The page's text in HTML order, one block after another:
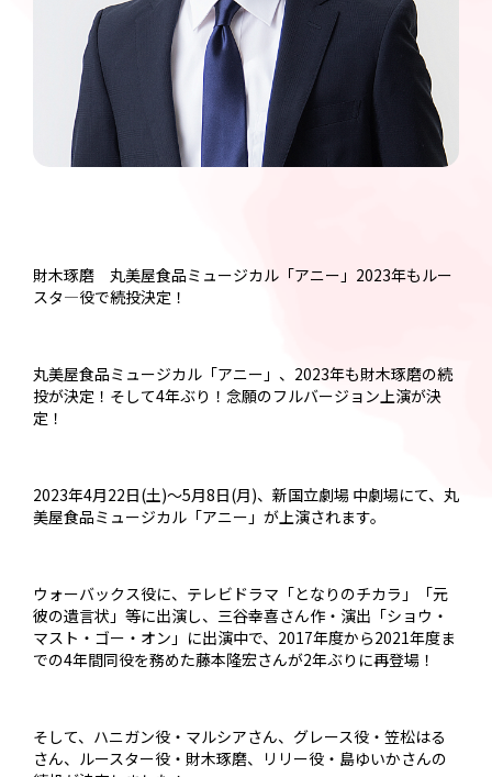
財木琢磨 丸美屋食品ミュージカル「アニー」2023年もルー
スタ―役で続投決定！
丸美屋食品ミュージカル「アニー」、2023年も財木琢磨の続
投が決定！そして4年ぶり！念願のフルバージョン上演が決
定！
2023年4月22日(土)～5月8日(月)、新国立劇場 中劇場にて、丸
美屋食品ミュージカル「アニー」が上演されます。
ウォーバックス役に、テレビドラマ「となりのチカラ」「元
彼の遺言状」等に出演し、三谷幸喜さん作・演出「ショウ・
マスト・ゴー・オン」に出演中で、2017年度から2021年度ま
での4年間同役を務めた藤本隆宏さんが2年ぶりに再登場！
そして、ハニガン役・マルシアさん、グレース役・笠松はる
さん、ルースター役・財木琢磨、リリー役・島ゆいかさんの